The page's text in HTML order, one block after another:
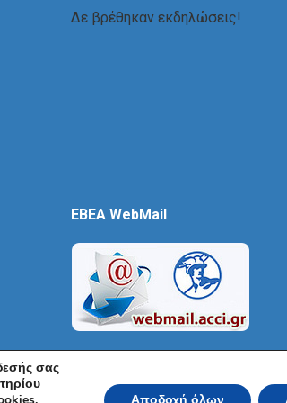
Δε βρέθηκαν εκδηλώσεις!
EBEA WebMail
σας